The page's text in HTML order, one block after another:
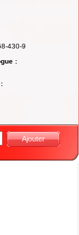
430-9
:
Ajouter